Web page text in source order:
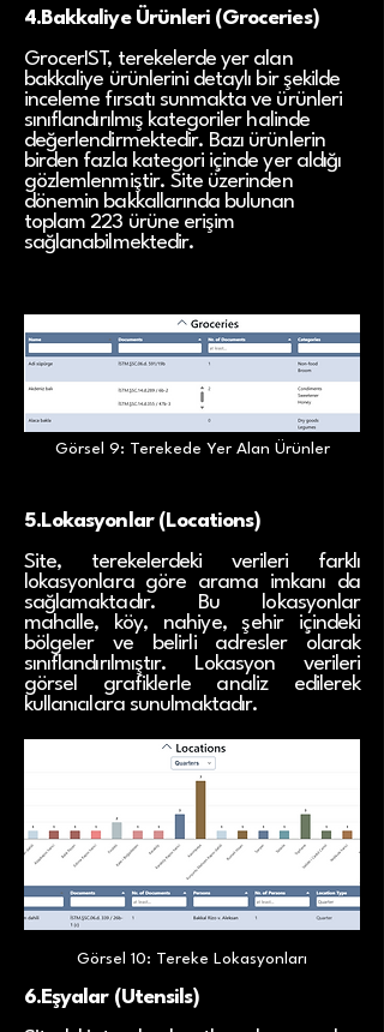
4.Bakkaliye Ürünleri (Groceries)
GrocerIST, terekelerde yer alan
bakkaliye ürünlerini detaylı bir şekilde
inceleme fırsatı sunmakta ve ürünleri
sınıflandırılmış kategoriler halinde
değerlendirmektedir. Bazı ürünlerin
birden fazla kategori içinde yer aldığı
gözlemlenmiştir. Site üzerinden
dönemin bakkallarında bulunan
toplam 223 ürüne erişim
sağlanabilmektedir.
Görsel 9: Terekede Yer Alan Ürünler
5.Lokasyonlar (Locations)
Site, terekelerdeki verileri farklı
lokasyonlara göre arama imkanı da
sağlamaktadır. Bu lokasyonlar
mahalle, köy, nahiye, şehir içindeki
bölgeler ve belirli adresler olarak
sınıflandırılmıştır. Lokasyon verileri
görsel grafiklerle analiz edilerek
kullanıcılara sunulmaktadır.
Görsel 10: Tereke Lokasyonları
6.Eşyalar (Utensils)